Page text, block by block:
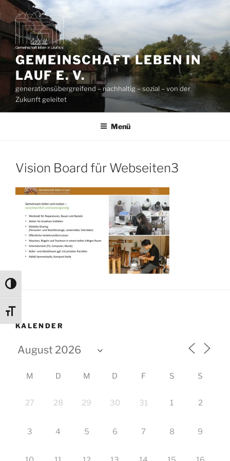
Umschalten auf hohe Kontraste
Schrift vergrößern
Zum
Inhalt
springen
GEMEINSCHAFT LEBEN IN
LAUF E. V.
generationsübergreifend – nachhaltig – sozial – von der
Zukunft geleitet
Menü
Vision Board für Webseiten3
KALENDER
M D M D F S S
27 28 29 30 31 1 2
3 4 5 6 7 8 9